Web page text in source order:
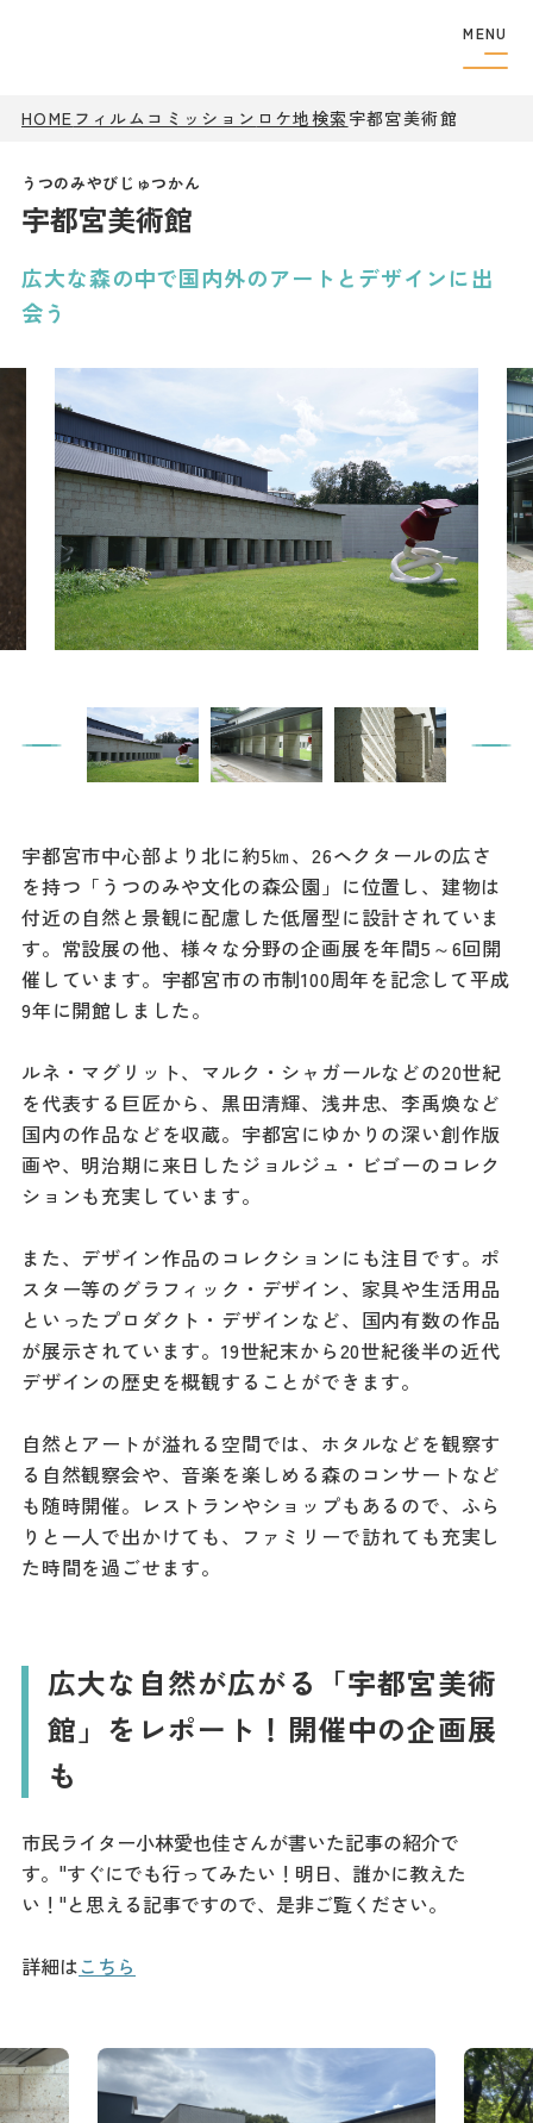
MENU
HOME フィルムコミッション ロケ地検索 宇都宮美術館
宇都宮美術館
広大な森の中で国内外のアートとデザインに出
会う
宇都宮市中心部より北に約5㎞、26ヘクタールの広さ
を持つ「うつのみや文化の森公園」に位置し、建物は
付近の自然と景観に配慮した低層型に設計されていま
す。常設展の他、様々な分野の企画展を年間5～6回開
催しています。宇都宮市の市制100周年を記念して平成
9年に開館しました。
ルネ・マグリット、マルク・シャガールなどの20世紀
を代表する巨匠から、黒田清輝、浅井忠、李禹煥など
国内の作品などを収蔵。宇都宮にゆかりの深い創作版
画や、明治期に来日したジョルジュ・ビゴーのコレク
ションも充実しています。
また、デザイン作品のコレクションにも注目です。ポ
スター等のグラフィック・デザイン、家具や生活用品
といったプロダクト・デザインなど、国内有数の作品
が展示されています。19世紀末から20世紀後半の近代
デザインの歴史を概観することができます。
自然とアートが溢れる空間では、ホタルなどを観察す
る自然観察会や、音楽を楽しめる森のコンサートなど
も随時開催。レストランやショップもあるので、ふら
りと一人で出かけても、ファミリーで訪れても充実し
た時間を過ごせます。
広大な自然が広がる「宇都宮美術
館」をレポート！開催中の企画展
も
市民ライター小林愛也佳さんが書いた記事の紹介で
す。"すぐにでも行ってみたい！明日、誰かに教えた
い！"と思える記事ですので、是非ご覧ください。
詳細はこちら
フィルムコミッショ
ロケ地巡り
特集
グルメ
観光スポット
イベント
モデルコース
アクセス
Languag
フォトダウン
ロード
ダウンロード
お問い合わせ